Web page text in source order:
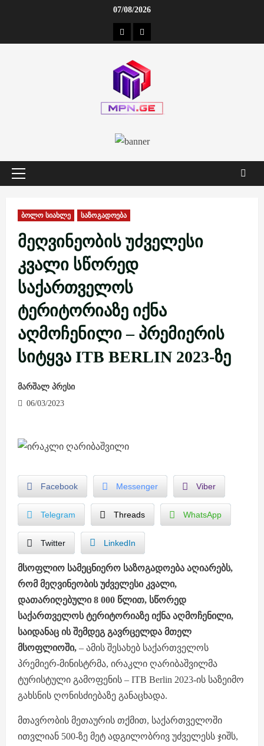
07/08/2026
კონტაქტი
ჩვენ
Primary
ბოლო სიახლე საზოგადოება
მეღვინეობის უძველესი
კვალი სწორედ
საქართველოს
ტერიტორიაზე იქნა
აღმოჩენილი – პრემიერის
სიტყვა ITB BERLIN 2023-ზე
მარშალ პრესი
06/03/2023
Facebook Messenger Viber
Telegram Threads WhatsApp
Twitter LinkedIn
მსოფლიო სამეცნიერო საზოგადოება აღიარებს,
რომ მეღვინეობის უძველესი კვალი,
დათარიღებული 8 000 წლით, სწორედ
საქართველოს ტერიტორიაზე იქნა აღმოჩენილი,
საიდანაც ის შემდეგ გავრცელდა მთელ
მსოფლიოში, – ამის შესახებ საქართველოს
პრემიერ-მინისტრმა, ირაკლი ღარიბაშვილმა
ტურისტული გამოფენის – ITB Berlin 2023-ის საზეიმო
გახსნის ღონისძიებაზე განაცხადა.
მთავრობის მეთაურის თქმით, საქართველოში
ითვლიან 500-ზე მეტ ადგილობრივ უძველესს ჯიშს,